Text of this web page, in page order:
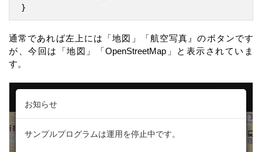
通常であれば左上には「地図」「航空写真』のボタンです
が、今回は「地図」「OpenStreetMap」と表示されていま
す。